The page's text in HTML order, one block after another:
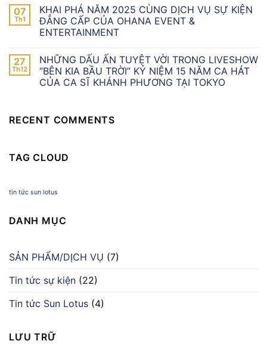
07
Th1
KHAI PHÁ NĂM 2025 CÙNG DỊCH VỤ SỰ KIỆN
ĐẲNG CẤP CỦA OHANA EVENT &
ENTERTAINMENT
27
Th12
NHỮNG DẤU ẤN TUYỆT VỜI TRONG LIVESHOW
“BÊN KIA BẦU TRỜI” KỶ NIỆM 15 NĂM CA HÁT
CỦA CA SĨ KHÁNH PHƯƠNG TẠI TOKYO
RECENT COMMENTS
TAG CLOUD
tin tức sun lotus
DANH MỤC
SẢN PHẨM/DỊCH VỤ (7)
Tin tức sự kiện (22)
Tin tức Sun Lotus (4)
LƯU TRỮ